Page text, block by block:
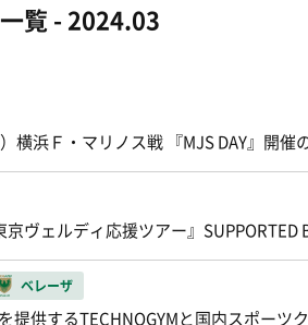
覧 - 2024.03
横浜Ｆ・マリノス戦 『MJS DAY』開催
ヴェルディ応援ツアー』SUPPORTED
ベレーザ
提供するTECHNOGYMと国内スポーツ